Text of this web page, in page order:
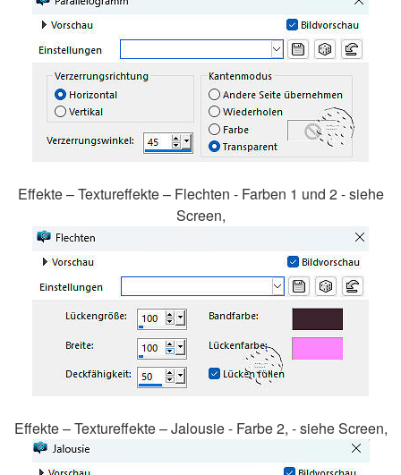
Effekte – Textureffekte – Flechten - Farben 1 und 2 - siehe
Screen,
Effekte – Textureffekte – Jalousie - Farbe 2, - siehe Screen,